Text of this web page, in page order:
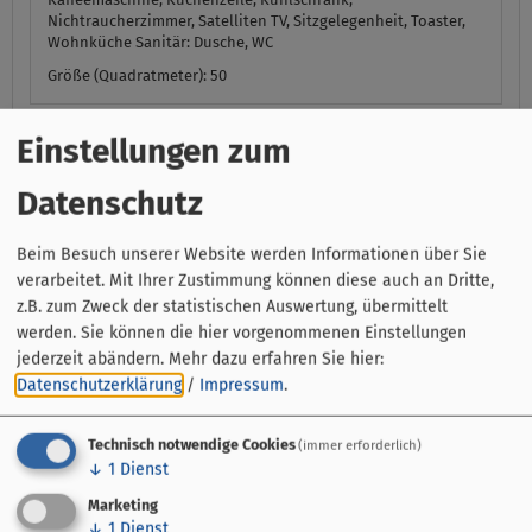
Nichtraucherzimmer, Satelliten TV, Sitzgelegenheit, Toaster,
Wohnküche Sanitär: Dusche, WC
Größe (Quadratmeter): 50
Verfügbarkeiten anzeigen
mehr (8 ) »
Appartement Schwarzer Holunder (50qm)
Einstellungen zum
Datenschutz
Beim Besuch unserer Website werden Informationen über Sie
verarbeitet. Mit Ihrer Zustimmung können diese auch an Dritte,
z.B. zum Zweck der statistischen Auswertung, übermittelt
werden. Sie können die hier vorgenommenen Einstellungen
jederzeit abändern. Mehr dazu erfahren Sie hier:
Datenschutzerklärung / Impressum.
Technisch notwendige Cookies(immer erforderlich)
↓ 1 Dienst
Marketing